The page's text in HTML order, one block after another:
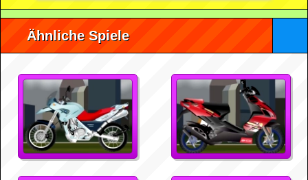
Ähnliche Spiele